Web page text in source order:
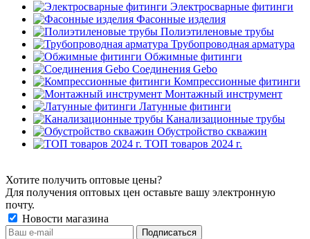
Электросварные фитинги
Фасонные изделия
Полиэтиленовые трубы
Трубопроводная арматура
Обжимные фитинги
Соединения Gebo
Компрессионные фитинги
Монтажный инструмент
Латунные фитинги
Канализационные трубы
Обустройство скважин
ТОП товаров 2024 г.
Хотите получить оптовые цены?
Для получения оптовых цен оставьте вашу электронную
почту.
Новости магазина